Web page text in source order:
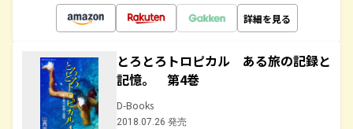
詳細を見る
とろとろトロピカル ある旅の記録と
記憶。 第4巻
D-Books
2018.07.26 発売